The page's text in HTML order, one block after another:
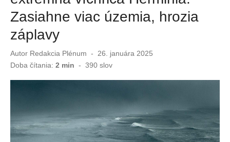
Zasiahne viac územia, hrozia
záplavy
Autor Redakcia Plénum
Publikované
dňa
26. januára 2025
Doba čítania: 2 min - 390 slov